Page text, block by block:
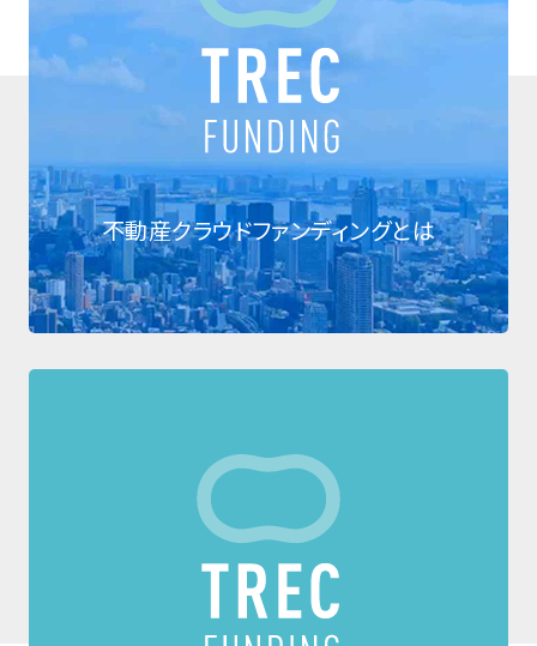
不動産クラウドファンディングとは